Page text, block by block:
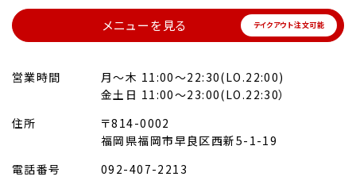
メニューを見る テイクアウト注文可能
営業時間
月～木 11:00～22:30(LO.22:00)
金土日 11:00～23:00(LO.22:30）
住所
〒814-0002
福岡県福岡市早良区西新5-1-19
電話番号
092-407-2213